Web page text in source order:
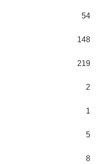
54
148
219
2
1
5
8